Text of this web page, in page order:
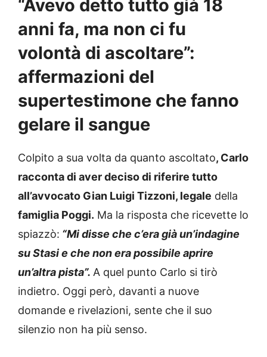
“Avevo detto tutto già 18
anni fa, ma non ci fu
volontà di ascoltare”:
affermazioni del
supertestimone che fanno
gelare il sangue
Colpito a sua volta da quanto ascoltato, Carlo
racconta di aver deciso di riferire tutto
all’avvocato Gian Luigi Tizzoni, legale della
famiglia Poggi. Ma la risposta che ricevette lo
spiazzò: “Mi disse che c’era già un’indagine
su Stasi e che non era possibile aprire
un’altra pista”. A quel punto Carlo si tirò
indietro. Oggi però, davanti a nuove
domande e rivelazioni, sente che il suo
silenzio non ha più senso.